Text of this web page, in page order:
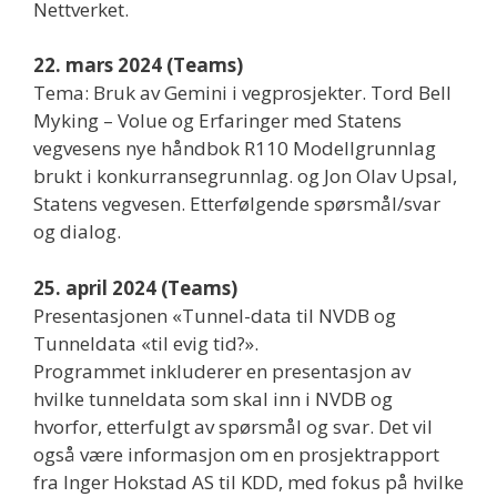
Nettverket.
22. mars 2024 (Teams)
Tema: Bruk av Gemini i vegprosjekter. Tord Bell
Myking – Volue og Erfaringer med Statens
vegvesens nye håndbok R110 Modellgrunnlag
brukt i konkurransegrunnlag. og Jon Olav Upsal,
Statens vegvesen. Etterfølgende spørsmål/svar
og dialog.
25. april 2024 (Teams)
Presentasjonen «Tunnel-data til NVDB og
Tunneldata «til evig tid?».
Programmet inkluderer en presentasjon av
hvilke tunneldata som skal inn i NVDB og
hvorfor, etterfulgt av spørsmål og svar. Det vil
også være informasjon om en prosjektrapport
fra Inger Hokstad AS til KDD, med fokus på hvilke